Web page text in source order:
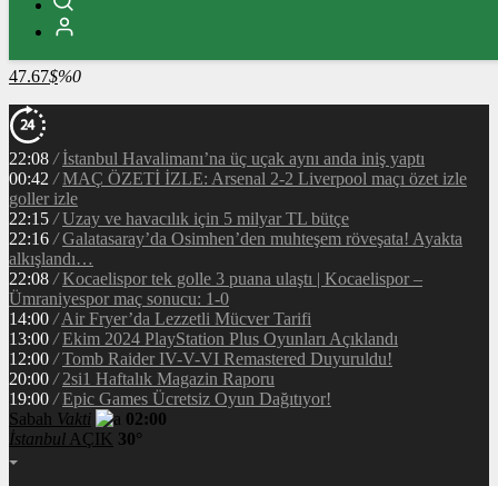
TETHER
47.67$%0
22:08 / İstanbul Havalimanı’na üç uçak aynı anda iniş yaptı
00:42 / MAÇ ÖZETİ İZLE: Arsenal 2-2 Liverpool maçı özet izle
goller izle
22:15 / Uzay ve havacılık için 5 milyar TL bütçe
22:16 / Galatasaray’da Osimhen’den muhteşem röveşata! Ayakta
alkışlandı…
22:08 / Kocaelispor tek golle 3 puana ulaştı | Kocaelispor –
Ümraniyespor maç sonucu: 1-0
14:00 / Air Fryer’da Lezzetli Mücver Tarifi
13:00 / Ekim 2024 PlayStation Plus Oyunları Açıklandı
12:00 / Tomb Raider IV-V-VI Remastered Duyuruldu!
20:00 / 2si1 Haftalık Magazin Raporu
19:00 / Epic Games Ücretsiz Oyun Dağıtıyor!
Sabah Vakti
02:00
İstanbul AÇIK 30°